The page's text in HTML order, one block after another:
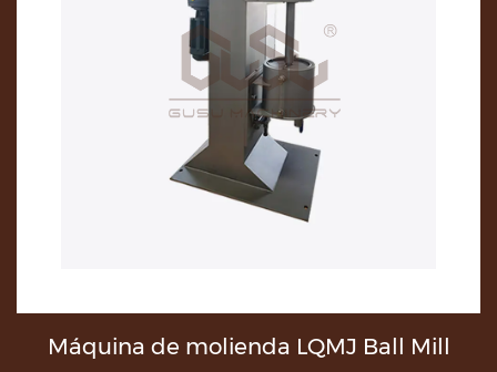
Máquina de molienda LQMJ Ball Mill